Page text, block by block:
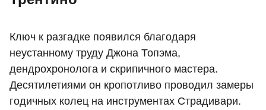
Ключ к разгадке появился благодаря
неустанному труду Джона Топэма,
дендрохронолога и скрипичного мастера.
Десятилетиями он кропотливо проводил замеры
годичных колец на инструментах Страдивари.